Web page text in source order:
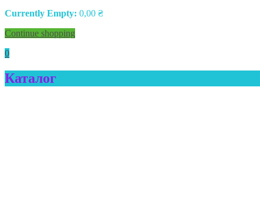
Currently Empty: 0,00 ₴
Continue shopping
0
Каталог